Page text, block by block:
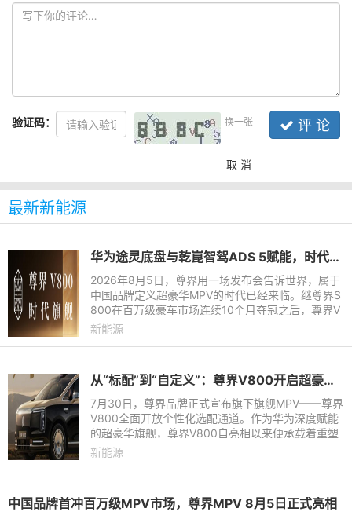
验证码： 换一张 评 论
取 消
最新新能源
华为途灵底盘与乾崑智驾ADS 5赋能，时代旗舰MPV尊界V800、680上市
2026年8月5日，尊界用一场发布会告诉世界，属于
中国品牌定义超豪华MPV的时代已经来临。继尊界S
800在百万级豪车市场连续10个月夺冠之后，尊界V
800与尊界V680联袂登场，前者起售价76.8万元，
新能源
从“标配”到“自定义”：尊界V800开启超豪华MPV个性定制新篇章
7月30日，尊界品牌正式宣布旗下旗舰MPV——尊界
V800全面开放个性化选配通道。作为华为深度赋能
的超豪华旗舰，尊界V800自亮相以来便承载着重塑
百万级MPV市场格局的重任。此次选配通道的开
新能源
中国品牌首冲百万级MPV市场，尊界MPV 8月5日正式亮相